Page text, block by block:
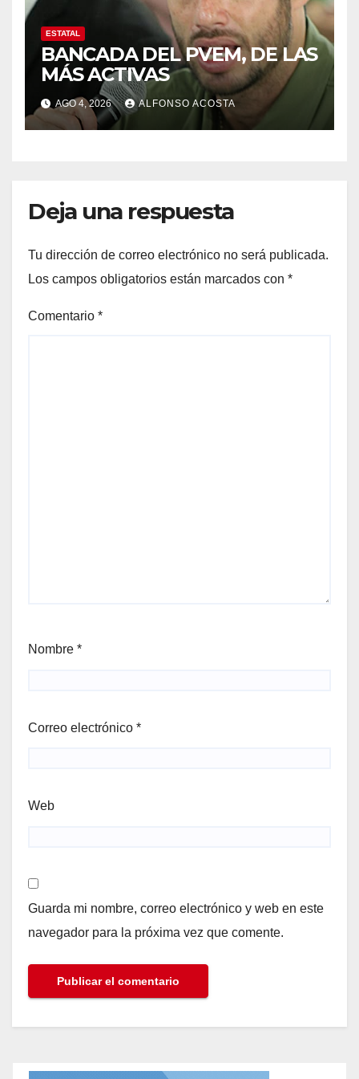
ESTATAL
BANCADA DEL PVEM, DE LAS
MÁS ACTIVAS
AGO 4, 2026 ALFONSO ACOSTA
Deja una respuesta
Tu dirección de correo electrónico no será publicada.
Los campos obligatorios están marcados con *
Comentario *
Nombre *
Correo electrónico *
Web
Guarda mi nombre, correo electrónico y web en este
navegador para la próxima vez que comente.